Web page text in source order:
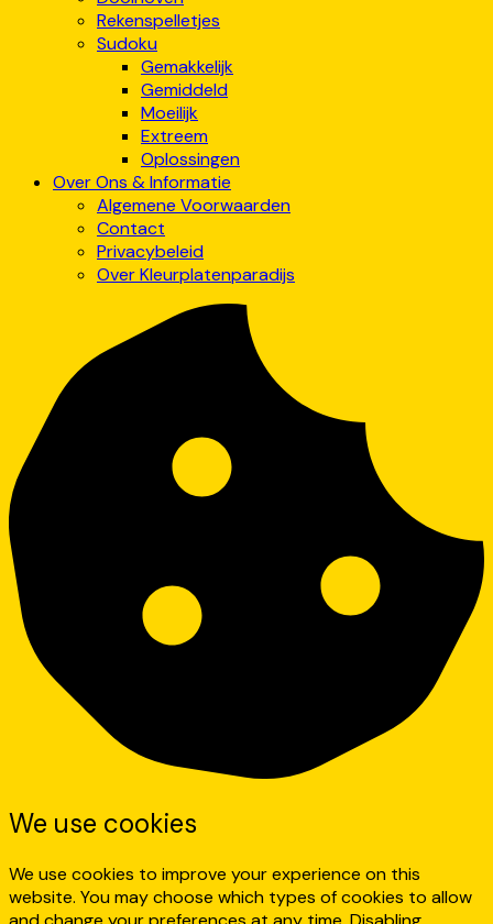
Rekenspelletjes
Sudoku
Gemakkelijk
Gemiddeld
Moeilijk
Extreem
Oplossingen
Over Ons & Informatie
Algemene Voorwaarden
Contact
Privacybeleid
Over Kleurplatenparadijs
We use cookies
We use cookies to improve your experience on this
website. You may choose which types of cookies to allow